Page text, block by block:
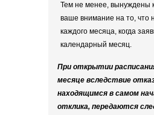
Тем не менее, вынуждены
ваше внимание на то, что
каждого месяца, когда
календарный месяц.
При открытии
месяце вследствие
находящимся в самом
отклика, передаются